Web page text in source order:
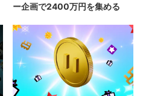
ー企画で2400万円を集める